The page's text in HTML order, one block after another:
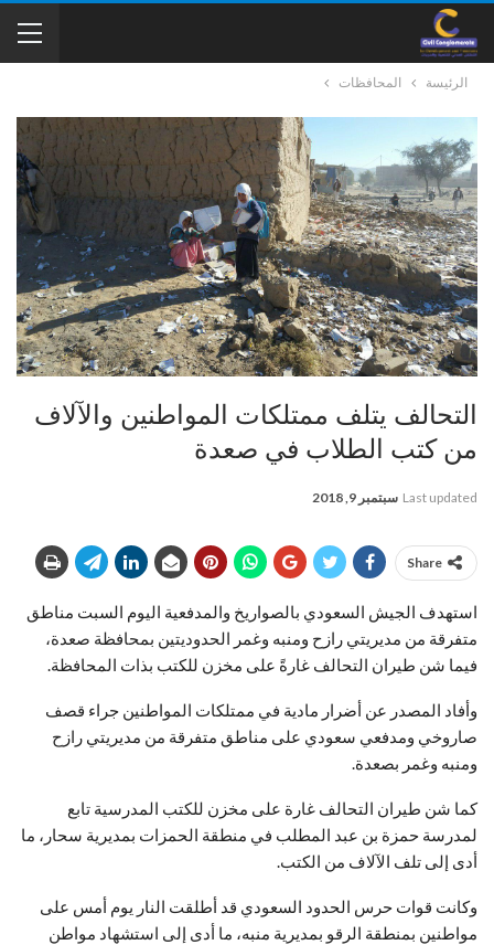
الرئيسة المحافظات
التحالف يتلف ممتلكات المواطنين والآلاف
من كتب الطلاب في صعدة
Last updated سبتمبر 9, 2018
Share
استهدف الجيش السعودي بالصواريخ والمدفعية اليوم السبت مناطق
متفرقة من مديريتي رازح ومنبه وغمر الحدوديتين بمحافظة صعدة،
فيما شن طيران التحالف غارةً على مخزن للكتب بذات المحافظة.
وأفاد المصدر عن أضرار مادية في ممتلكات المواطنين جراء قصف
صاروخي ومدفعي سعودي على مناطق متفرقة من مديريتي رازح
ومنبه وغمر بصعدة.
كما شن طيران التحالف غارة على مخزن للكتب المدرسية تابع
لمدرسة حمزة بن عبد المطلب في منطقة الحمزات بمديرية سحار، ما
أدى إلى تلف الآلاف من الكتب.
وكانت قوات حرس الحدود السعودي قد أطلقت النار يوم أمس على
مواطنين بمنطقة الرقو بمديرية منبه، ما أدى إلى استشهاد مواطن